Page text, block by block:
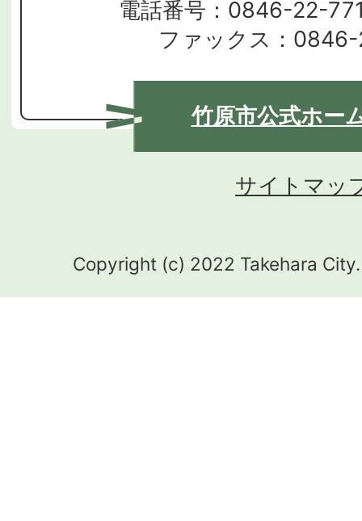
電話番号：0846-22-
ファックス：
竹原市公式ホー
サイトマッ
Copyright (c) 2022 Takehara